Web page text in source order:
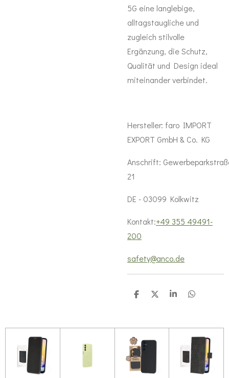
5G eine langlebige,
alltagstaugliche und
zugleich stilvolle
Ergänzung, die Schutz,
Qualität und Design ideal
miteinander verbindet.
Hersteller: faro IMPORT
EXPORT GmbH & Co. KG
Anschrift:
21
DE - 03099 Kolkwitz
Kontakt:+49 355 49491-
200
safety@anco.de
T
e
n
T
e
n
T
e
T
e
n